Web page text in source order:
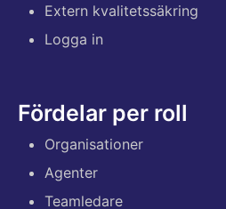
Extern kvalitetssäkring
Logga in
Fördelar per roll
Organisationer
Agenter
Teamledare